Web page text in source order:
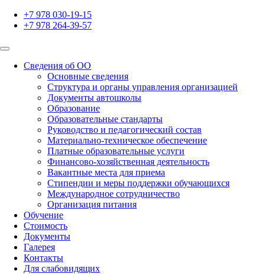
+7 978 030-19-15
+7 978 264-39-57
Сведения об ОО
Основные сведения
Структура и органы управления организацией
Документы автошколы
Образование
Образовательные стандарты
Руководство и педагогический состав
Материально-техническое обеспечение
Платные образовательные услуги
Финансово-хозяйственная деятельность
Вакантные места для приема
Стипендии и меры поддержки обучающихся
Международное сотрудничество
Организация питания
Обучение
Стоимость
Документы
Галерея
Контакты
Для слабовидящих